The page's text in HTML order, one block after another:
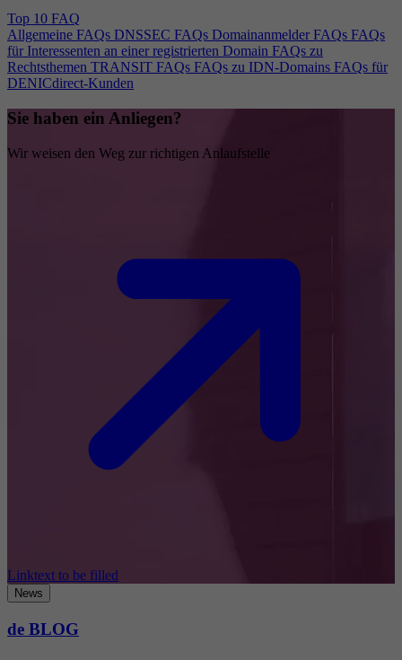
Top 10 FAQ
Allgemeine FAQs DNSSEC FAQs Domainanmelder FAQs FAQs
für Interessenten an einer registrierten Domain FAQs zu
Rechtsthemen TRANSIT FAQs FAQs zu IDN-Domains FAQs für
DENICdirect-Kunden
Sie haben ein Anliegen?
Wir weisen den Weg zur richtigen Anlaufstelle
Linktext to be filled
News
de BLOG